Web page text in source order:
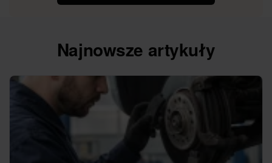
Najnowsze artykuły